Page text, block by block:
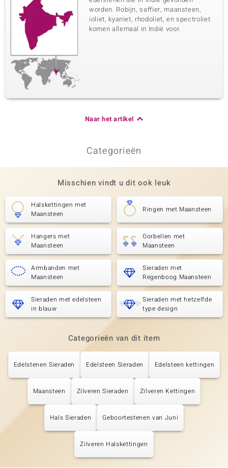
worden. Robijn, saffier, maansteen,
ioliet, kyaniet, rhodoliet, en spectroliet
komen allemaal in Indië voor.
Naar het artikel
Categorieën
Misschien vindt u dit ook leuk
Halskettingen met
Maansteen
Ringen met Maansteen
Hangers met
Maansteen
Oorbellen met
Maansteen
Armbanden met
Maansteen
Sieraden met
Regenboog Maansteen
Sieraden met edelsteen
in blauw
Sieraden met hetzelfde
type design
Categorieën van dit item
Edelstenen Sieraden Edelsteen Sieraden Edelsteen kettingen
Maansteen Zilveren Sieraden Zilveren Kettingen
Hals Sieraden Geboortestenen van Juni
Zilveren Halskettingen